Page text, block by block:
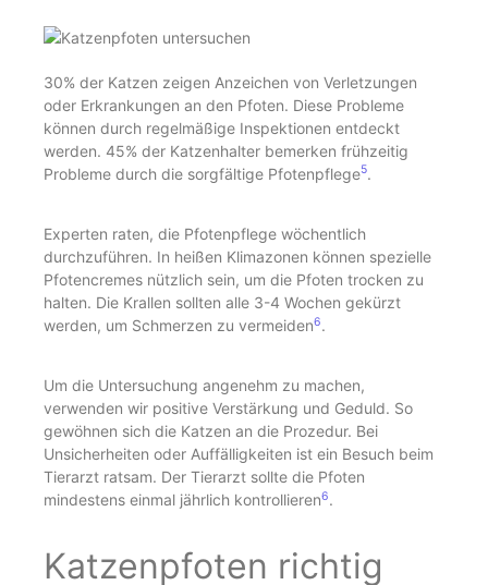
30% der Katzen zeigen Anzeichen von Verletzungen
oder Erkrankungen an den Pfoten. Diese Probleme
können durch regelmäßige Inspektionen entdeckt
werden. 45% der Katzenhalter bemerken frühzeitig
Probleme durch die sorgfältige Pfotenpflege5.
Experten raten, die Pfotenpflege wöchentlich
durchzuführen. In heißen Klimazonen können spezielle
Pfotencremes nützlich sein, um die Pfoten trocken zu
halten. Die Krallen sollten alle 3-4 Wochen gekürzt
werden, um Schmerzen zu vermeiden6.
Um die Untersuchung angenehm zu machen,
verwenden wir positive Verstärkung und Geduld. So
gewöhnen sich die Katzen an die Prozedur. Bei
Unsicherheiten oder Auffälligkeiten ist ein Besuch beim
Tierarzt ratsam. Der Tierarzt sollte die Pfoten
mindestens einmal jährlich kontrollieren6.
Katzenpfoten richtig